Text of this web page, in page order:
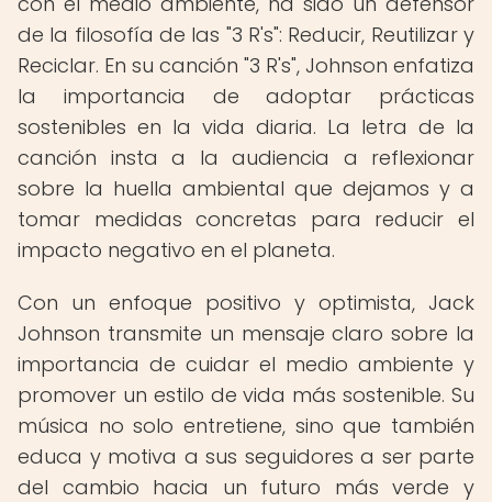
de la filosofía de las "3 R's": Reducir, Reutilizar y
Reciclar. En su canción "3 R's", Johnson enfatiza
la importancia de adoptar prácticas
sostenibles en la vida diaria. La letra de la
canción insta a la audiencia a reflexionar
sobre la huella ambiental que dejamos y a
tomar medidas concretas para reducir el
impacto negativo en el planeta.
Con un enfoque positivo y optimista, Jack
Johnson transmite un mensaje claro sobre la
importancia de cuidar el medio ambiente y
promover un estilo de vida más sostenible. Su
música no solo entretiene, sino que también
educa y motiva a sus seguidores a ser parte
del cambio hacia un futuro más verde y